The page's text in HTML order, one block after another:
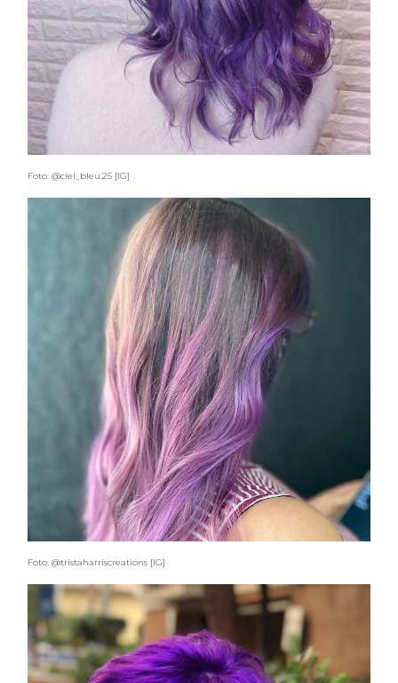
Foto: @ciel_bleu.25 [IG]
Foto: @tristaharriscreations [IG]